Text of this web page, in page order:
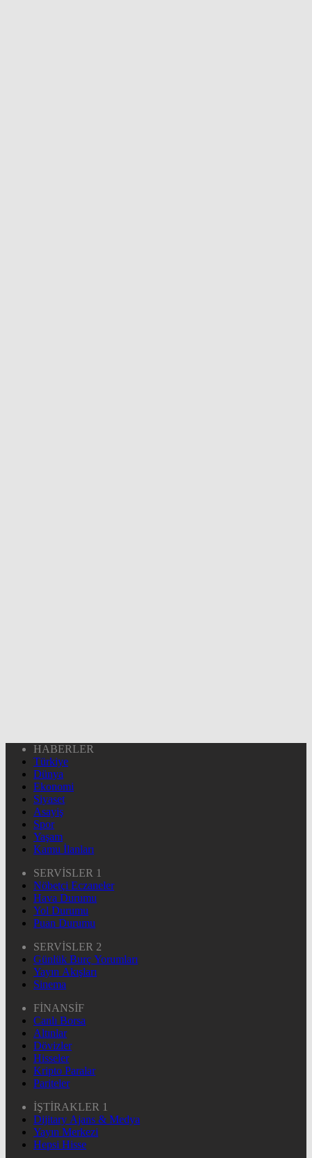
HABERLER
Türkiye
Dünya
Ekonomi
Siyaset
Asayiş
Spor
Yaşam
Kamu İlanları
SERVİSLER 1
Nöbetçi Eczaneler
Hava Durumu
Yol Durumu
Puan Durumu
SERVİSLER 2
Günlük Burç Yorumları
Yayın Akışları
Sinema
FİNANSİF
Canlı Borsa
Altınlar
Dövizler
Hisseler
Kripto Paralar
Pariteler
İŞTİRAKLER 1
Dijitary Ajans & Medya
Yayın Merkezi
Hepsi Hisse